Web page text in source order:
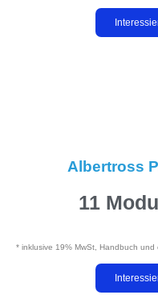
Albertross
11
* inklusive 19% MwSt, Handbuch